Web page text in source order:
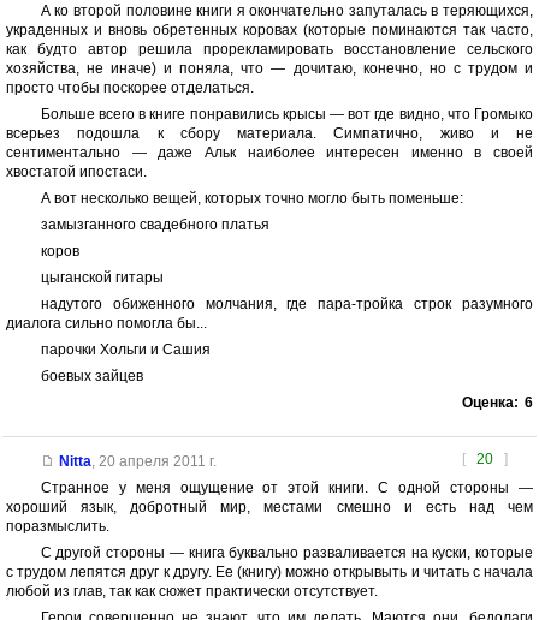
А ко второй половине книги я окончательно запуталась в теряющихся,
украденных и вновь обретенных коровах (которые поминаются так часто,
как будто автор решила прорекламировать восстановление сельского
хозяйства, не иначе) и поняла, что — дочитаю, конечно, но с трудом и
просто чтобы поскорее отделаться.
Больше всего в книге понравились крысы — вот где видно, что Громыко
всерьез подошла к сбору материала. Симпатично, живо и не
сентиментально — даже Альк наиболее интересен именно в своей
хвостатой ипостаси.
А вот несколько вещей, которых точно могло быть поменьше:
замызганного свадебного платья
коров
цыганской гитары
надутого обиженного молчания, где пара-тройка строк разумного
диалога сильно помогла бы...
парочки Хольги и Сашия
боевых зайцев
Оценка: 6
[ 20 ]
Nitta 20 апреля 2011 г.
Странное у меня ощущение от этой книги. С одной стороны —
хороший язык, добротный мир, местами смешно и есть над чем
поразмыслить.
С другой стороны — книга буквально разваливается на куски, которые
с трудом лепятся друг к другу. Ее (книгу) можно открывыть и читать с начала
любой из глав, так как сюжет практически отсутствует.